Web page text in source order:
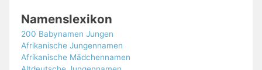
Namenslexikon
200 Babynamen Jungen
Afrikanische Jungennamen
Afrikanische Mädchennamen